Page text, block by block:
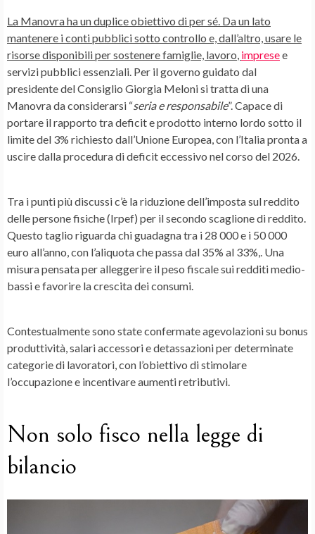
La Manovra ha un duplice obiettivo di per sé. Da un lato
mantenere iconti pubblicisotto controllo e, dall’altro, usare le
risorse disponibili per sostenere famiglie, lavoro, impresee
servizi pubblici essenziali. Per il governo guidato dal
presidente del Consiglio Giorgia Meloni si tratta di una
Manovra da considerarsi “seria e responsabile”. Capace di
portare il rapporto tra deficit e prodotto interno lordo sotto il
limite del 3% richiesto dall’Unione Europea, con l’Italia pronta a
uscire dalla procedura di deficit eccessivo nel corso del 2026.
Tra i punti più discussi c’è la riduzione dell’imposta sul reddito
delle persone fisiche (Irpef) per il secondo scaglione di reddito.
Questo taglio riguarda chi guadagna tra i 28 000 e i 50 000
euro all’anno, con l’aliquota che passa dal 35% al 33%,. Una
misura pensata per alleggerire il peso fiscale suiredditi medio-
bassie favorire la crescita dei consumi.
Contestualmente sono state confermate agevolazioni su bonus
produttività, salari accessori e detassazioni per determinate
categorie di lavoratori, con l’obiettivo distimolare
l’occupazionee incentivare aumenti retributivi.
Non solo fisco nella legge di
bilancio